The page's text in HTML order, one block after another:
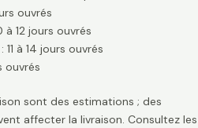
ouvrés
à 12 jours ouvrés
à 14 jours ouvrés
ouvrés
sont des estimations ; des
affecter la livraison. Consultez les